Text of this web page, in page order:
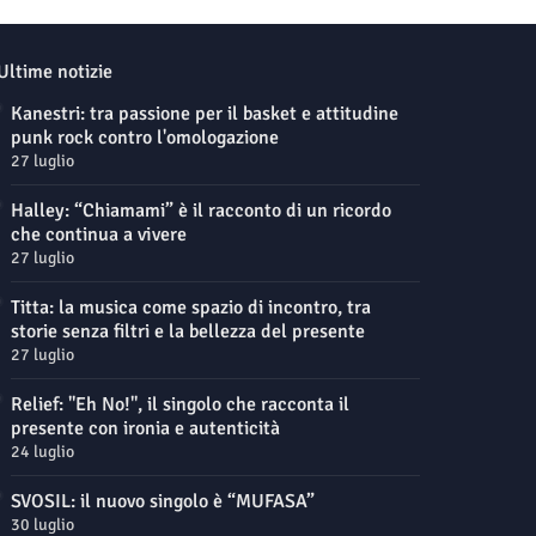
notizie
Kanestri: tra passione per il basket e attitudine
punk rock contro l'omologazione
27 luglio
Halley: “Chiamami” è il racconto di un ricordo
che continua a vivere
27 luglio
Titta: la musica come spazio di incontro, tra
storie senza filtri e la bellezza del presente
27 luglio
Relief: "Eh No!", il singolo che racconta il
presente con ironia e autenticità
24 luglio
SVOSIL: il nuovo singolo è “MUFASA”
30 luglio